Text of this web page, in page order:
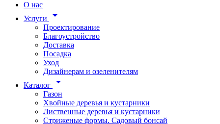
О нас
Услуги
arrow_drop_down
Проектирование
Благоустройство
Доставка
Посадка
Уход
Дизайнерам и озеленителям
Каталог
arrow_drop_down
Газон
Хвойные деревья и кустарники
Лиственные деревья и кустарники
Стриженые формы. Садовый бонсай